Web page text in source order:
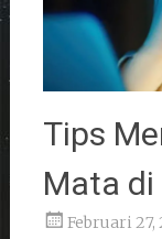
Tips
Mata di
Februari 27,